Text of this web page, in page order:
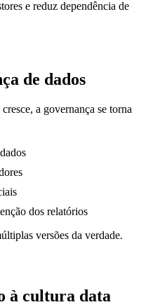
e reduz dependência de
de dados
a governança se torna
dos relatórios
versões da verdade.
à cultura data